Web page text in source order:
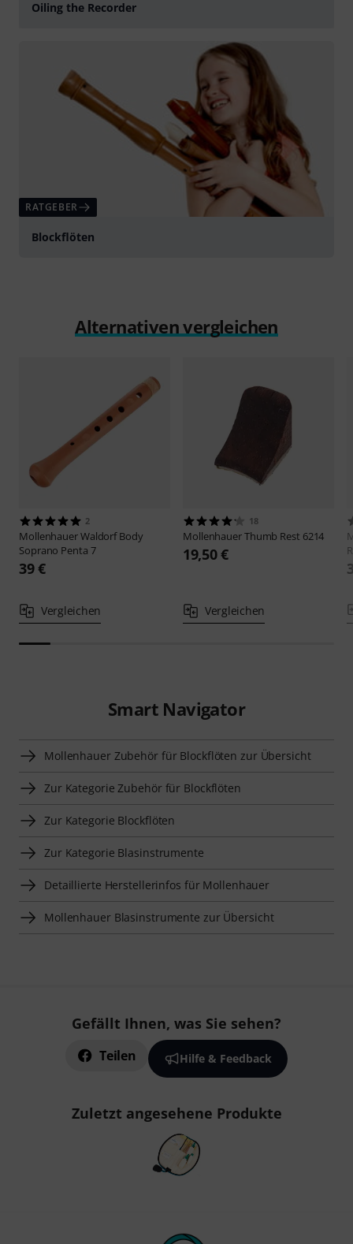
Oiling the Recorder
RATGEBER
Blockflöten
Alternativen vergleichen
2
MollenhauerWaldorf Body
Soprano Penta 7
39 €
Vergleichen
18
MollenhauerThumb Rest 6214
19,50 €
Vergleichen
Smart Navigator
Mollenhauer Zubehör für Blockflöten zur Übersicht
Zur Kategorie Zubehör für Blockflöten
Zur Kategorie Blockflöten
Zur Kategorie Blasinstrumente
Detaillierte Herstellerinfos für Mollenhauer
Mollenhauer Blasinstrumente zur Übersicht
Gefällt Ihnen, was Sie sehen?
Teilen Hilfe & Feedback
Zuletzt angesehene Produkte